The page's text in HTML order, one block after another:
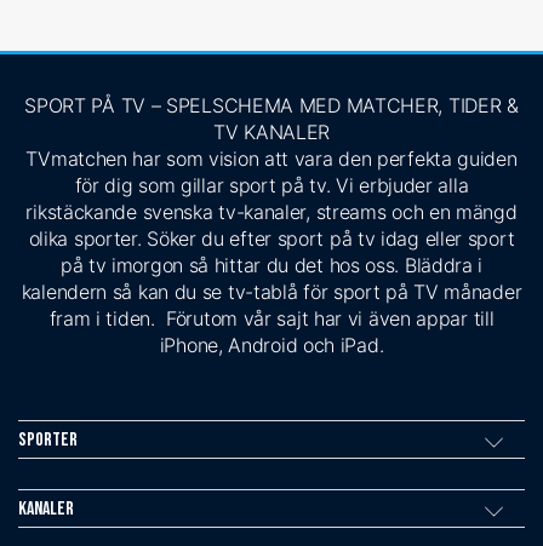
SPORT PÅ TV – SPELSCHEMA MED MATCHER, TIDER &
TV KANALER
TVmatchen har som vision att vara den perfekta guiden
för dig som gillar sport på tv. Vi erbjuder alla
rikstäckande svenska tv-kanaler, streams och en mängd
olika sporter. Söker du efter sport på tv idag eller sport
på tv imorgon så hittar du det hos oss. Bläddra i
kalendern så kan du se tv-tablå för sport på TV månader
fram i tiden. Förutom vår sajt har vi även appar till
iPhone, Android och iPad.
Sporter
Kanaler